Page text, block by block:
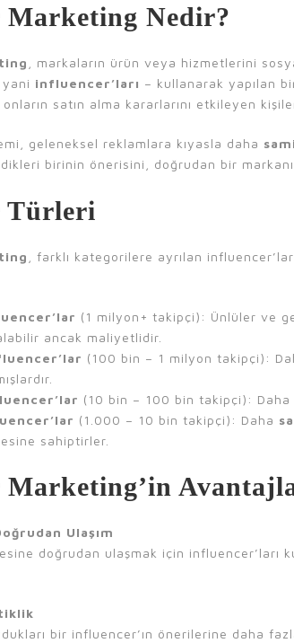
Marketing Nedir?
, markaların ürün veya hizmetlerini
influencer’ları – kullanarak yapılan
satın alma kararlarını etkileyen
geleneksel reklamlara kıyasla daha
birinin önerisini, doğrudan bir
Türleri
, farklı kategorilere ayrılan
(1 milyon+ takipçi): Ünlüler ve
ancak maliyetlidir.
(100 bin – 1 milyon takipçi):
(10 bin – 100 bin takipçi): Daha
(1.000 – 10 bin takipçi): Daha
sahiptirler.
Ulaşım
doğrudan ulaşmak için influencer’ları
bir influencer’ın önerilerine daha